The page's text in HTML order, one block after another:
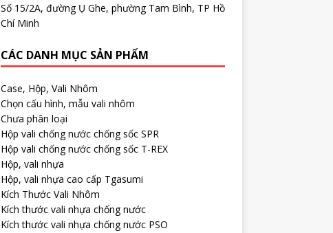
Số 15/2A, đường Ụ Ghe, phường Tam Bình, TP Hồ
Chí Minh
CÁC DANH MỤC SẢN PHẨM
Case, Hộp, Vali Nhôm
Chọn cấu hình, mẫu vali nhôm
Chưa phân loại
Hộp vali chống nước chống sốc SPR
Hộp vali chống nước chống sốc T-REX
Hộp, vali nhựa
Hộp, vali nhựa cao cấp Tgasumi
Kích Thước Vali Nhôm
Kích thước vali nhựa chống nước
Kích thước vali nhựa chống nước PSO